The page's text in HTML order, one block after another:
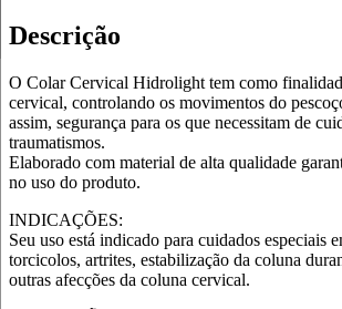
Descrição
O Colar Cervical Hidrolight tem como
cervical, controlando os movimentos do
assim, segurança para os que necessitam de
traumatismos.
Elaborado com material de alta qualidade
no uso do produto.
INDICAÇÕES:
Seu uso está indicado para cuidados especiais
torcicolos, artrites, estabilização da coluna
outras afecções da coluna cervical.